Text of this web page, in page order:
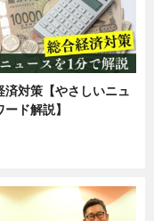
済対策【やさしいニュ
ード解説】